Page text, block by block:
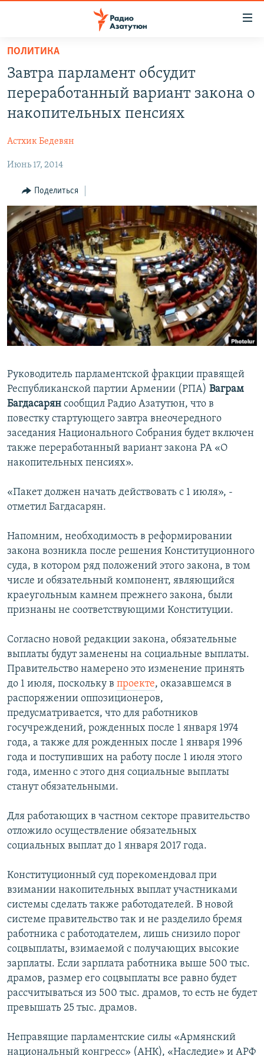
Перейти
основному
содержанию
Перейти
основной
Перейти
поиску
НОВОСТИ
ПОЛИТИКА
ЭКОНОМИКА
РЕГИОН
НАГОРНЫЙ КАРАБАХ
КУЛЬТУРА
СПОРТ
АРХИВ
Հայերեն
English
Русский
ПОЛИТИКА
Завтра парламент обсудит
переработанный вариант закона о
накопительных пенсиях
Астхик Бедевян
Июнь 17, 2014
Поделиться
Руководитель парламентской фракции правящей
Республиканской партии Армении (РПА) Ваграм
Багдасарян сообщил Радио Азатутюн, что в
повестку стартующего завтра внеочередного
заседания Национального Собрания будет включен
также переработанный вариант закона РА «О
накопительных пенсиях».
«Пакет должен начать действовать с 1 июля», -
отметил Багдасарян.
Напомним, необходимость в реформировании
закона возникла после решения Конституционного
суда, в котором ряд положений этого закона, в том
числе и обязательный компонент, являющийся
краеугольным камнем прежнего закона, были
признаны не соответствующими Конституции.
Согласно новой редакции закона, обязательные
выплаты будут заменены на социальные выплаты.
Правительство намерено это изменение принять
до 1 июля, поскольку в проекте, оказавшемся в
распоряжении оппозиционеров,
предусматривается, что для работников
госучреждений, рожденных после 1 января 1974
года, а также для рожденных после 1 января 1996
года и поступивших на работу после 1 июля этого
года, именно с этого дня социальные выплаты
станут обязательными.
Для работающих в частном секторе правительство
отложило осуществление обязательных
социальных выплат до 1 января 2017 года.
Конституционный суд порекомендовал при
взимании накопительных выплат участниками
системы сделать также работодателей. В новой
системе правительство так и не разделило бремя
работника с работодателем, лишь снизило порог
соцвыплаты, взимаемой с получающих высокие
зарплаты. Если зарплата работника выше 500 тыс.
драмов, размер его соцвыплаты все равно будет
рассчитываться из 500 тыс. драмов, то есть не будет
превышать 25 тыс. драмов.
Неправящие парламентские силы «Армянский
национальный конгресс» (АНК), «Наследие» и АРФ